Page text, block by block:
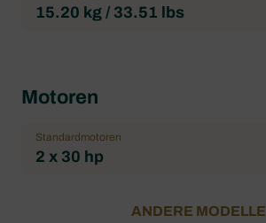
15.20 kg / 33.51 lbs
Motoren
Standardmotoren
2 x 30 hp
ANDERE MODELLE